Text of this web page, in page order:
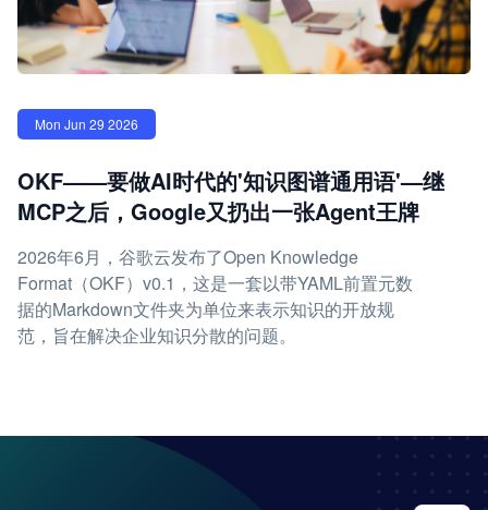
Mon Jun 29 2026
OKF——要做AI时代的'知识图谱通用语'—继
MCP之后，Google又扔出一张Agent王牌
2026年6月，谷歌云发布了Open Knowledge
Format（OKF）v0.1，这是一套以带YAML前置元数
据的Markdown文件夹为单位来表示知识的开放规
范，旨在解决企业知识分散的问题。